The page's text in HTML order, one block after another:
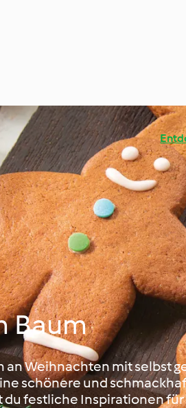
Baum
an Weihnachten mit selbst
schönere und
du festliche Inspirationen